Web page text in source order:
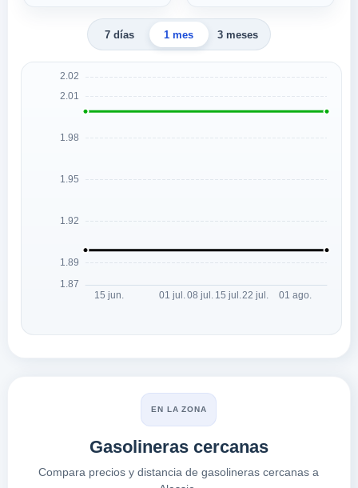
7 días 1 mes 3 meses
EN LA ZONA
Gasolineras cercanas
Compara precios y distancia de gasolineras cercanas a